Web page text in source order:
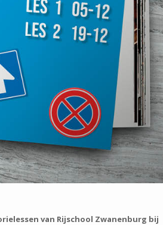
van Rijschool Zwanenburg bij